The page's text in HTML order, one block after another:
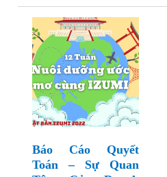
Báo Cáo Quyết
Toán – Sự Quan